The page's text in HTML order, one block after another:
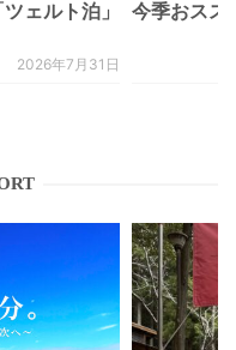
ェルト泊」
2026年7月31日
今季おスス